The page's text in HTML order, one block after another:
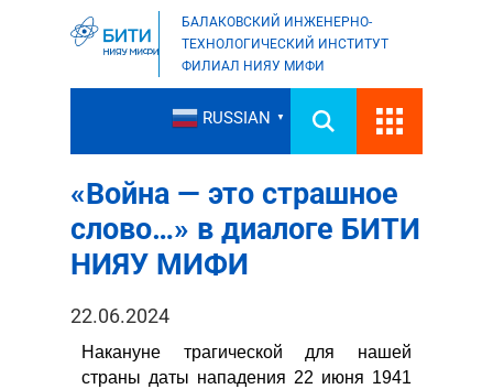
БАЛАКОВСКИЙ ИНЖЕНЕРНО-
ТЕХНОЛОГИЧЕСКИЙ ИНСТИТУТ
ФИЛИАЛ НИЯУ МИФИ
RUSSIAN ▼
«Война — это страшное
слово…» в диалоге БИТИ
НИЯУ МИФИ
22.06.2024
Накануне трагической для нашей
страны даты нападения 22 июня 1941